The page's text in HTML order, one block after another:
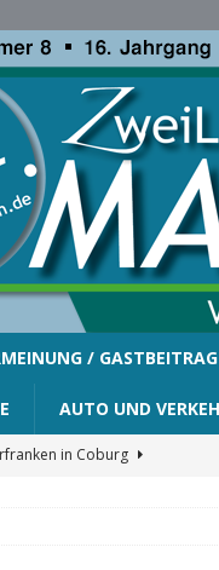
/ GASTBEITRAG
AUTO UND
in Coburg